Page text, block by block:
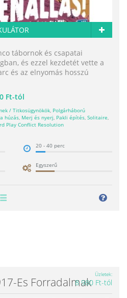
tábornok és csapatai
és ezzel kezdetét vette a
és az elnyomás hosszú
Ft-tól
/ Titkosügynökök Polgárháború
húzás Merj és nyerj Pakli építés Solitaire
Play Conflict Resolution
20 - 40 perc
Egyszerű
Es Forradalmak
Üzletek
8 980 Ft-tól